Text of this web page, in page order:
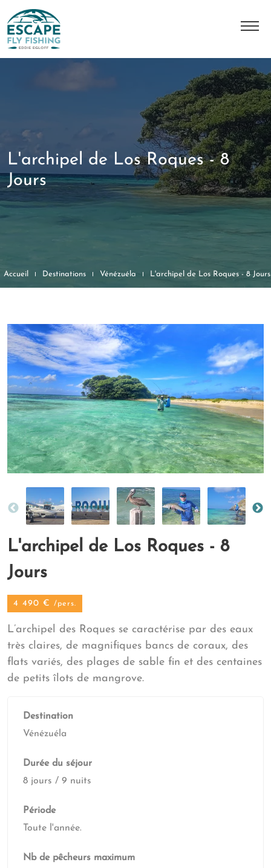
Notre équipe
Nos séjours
Contact
L'archipel de Los Roques - 8
Jours
Accueil Destinations Vénézuéla L'archipel de Los Roques - 8 Jours
L'archipel de Los Roques - 8
Jours
4 490 € /pers.
L’archipel des Roques se caractérise par des eaux
très claires, de magnifiques bancs de coraux, des
flats variés, des plages de sable fin et des centaines
de petits îlots de mangrove.
Destination
Vénézuéla
Durée du séjour
8 jours / 9 nuits
Période
Toute l'année.
Nb de pêcheurs maximum